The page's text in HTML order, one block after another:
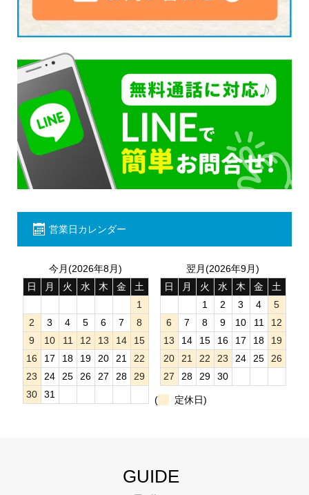
営業日カレンダー
今月(2026年8月)
日
月 火 水 木 金
土
1
2
3 4 5 6 7
8
9
10 11 12 13 14
15
16
17 18 19 20 21
22
23
24 25 26 27 28
29
30
31
翌月(2026年9月)
日
月 火 水 木 金
土
1
2 3 4
5
6
7 8 9 10 11
12
13
14 15 16 17 18
19
20
21 22 23 24 25
26
27
28 29 30
( 定休日)
GUIDE